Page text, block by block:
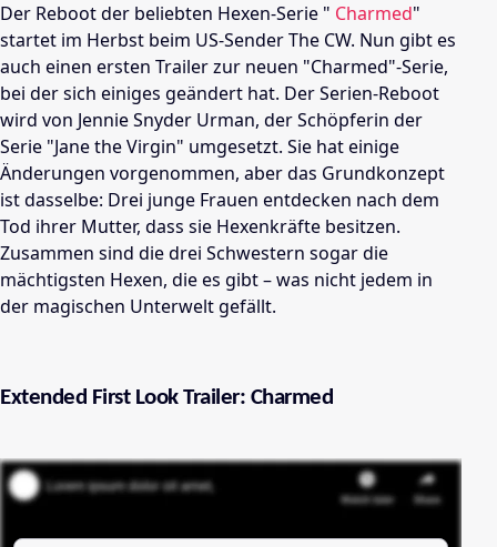
Der Rebootder beliebten Hexen-Serie " Charmed"
startet im Herbst beim US-SenderThe CW. Nun gibt es
auch einen ersten Trailerzur neuen "Charmed"-Serie,
bei der sich einiges geändert hat. Der Serien-Reboot
wird von Jennie Snyder Urman, der Schöpferin der
Serie "Jane the Virgin" umgesetzt. Sie hat einige
Änderungen vorgenommen, aber das Grundkonzept
ist dasselbe: Drei junge Frauen entdecken nach dem
Tod ihrer Mutter, dass sie Hexenkräfte besitzen.
Zusammen sind die drei Schwestern sogar die
mächtigsten Hexen, die es gibt – was nicht jedem in
der magischen Unterwelt gefällt.
Extended First Look Trailer: Charmed